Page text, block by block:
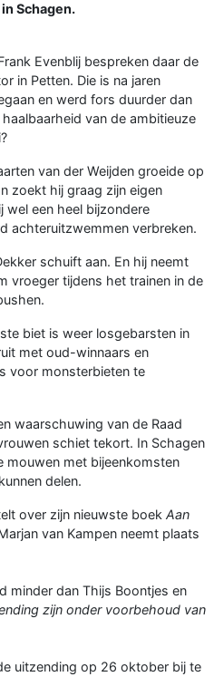
Schagen.
Evenblij bespreken daar de
in Petten. Die is na jaren
en werd fors duurder dan
van de ambitieuze
van der Weijden groeide op
zoekt hij graag zijn eigen
wel een heel bijzondere
achteruitzwemmen verbreken.
schuift aan. En hij neemt
vroeger tijdens het trainen in de
biet is weer losgebarsten in
met oud-winnaars en
voor monsterbieten te
waarschuwing van de Raad
schiet tekort. In Schagen
mouwen met bijeenkomsten
delen.
over zijn nieuwste boek Aan
van Kampen neemt plaats
minder dan Thijs Boontjes en
zijn onder voorbehoud van
uitzending op 26 oktober bij te